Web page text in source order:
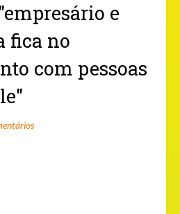
e
fica no
com pessoas